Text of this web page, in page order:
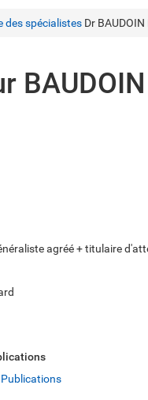
des spécialistes Dr
agréé + titulaire
Publications